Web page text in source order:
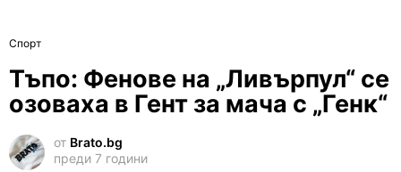
Спорт
Тъпо: Фенове на „Ливърпул“ се
озоваха в Гент за мача с „Генк“
от Brato.bg
преди 7 години